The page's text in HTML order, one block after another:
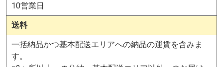
10営業日
送料
一括納品かつ基本配送エリアへの納品の運賃を含みま
す。